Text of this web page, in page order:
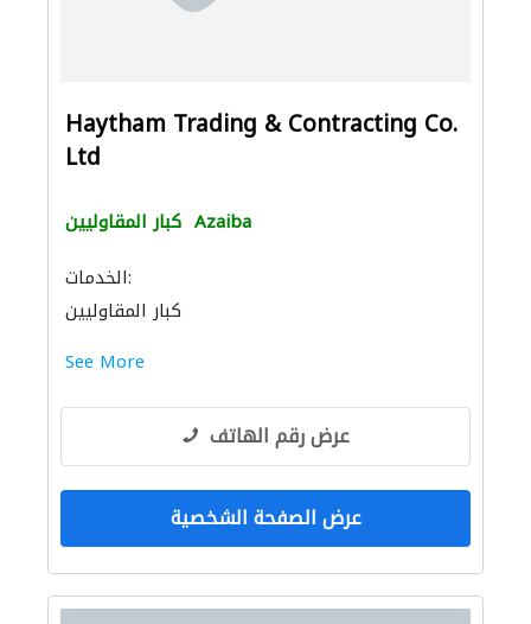
Haytham Trading & Contracting Co.
Ltd
كبار المقاوليين Azaiba
الخدمات:
كبار المقاوليين
See More
عرض رقم الهاتف
عرض الصفحة الشخصية